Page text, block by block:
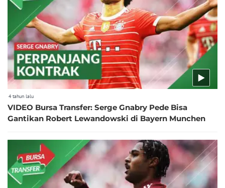
4 tahun lalu
VIDEO Bursa Transfer: Serge Gnabry Pede Bisa
Gantikan Robert Lewandowski di Bayern Munchen